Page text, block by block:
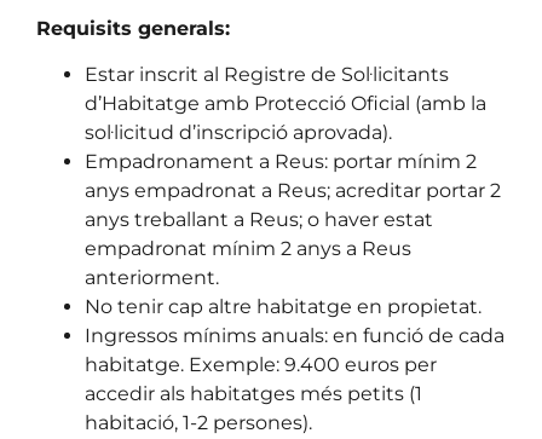
Requisits generals:
Estar inscrit al Registre de Sol·licitants
d’Habitatge amb Protecció Oficial (amb la
sol·licitud d’inscripció aprovada).
Empadronament a Reus: portar mínim 2
anys empadronat a Reus; acreditar portar 2
anys treballant a Reus; o haver estat
empadronat mínim 2 anys a Reus
anteriorment.
No tenir cap altre habitatge en propietat.
Ingressos mínims anuals: en funció de cada
habitatge. Exemple: 9.400 euros per
accedir als habitatges més petits (1
habitació, 1-2 persones).